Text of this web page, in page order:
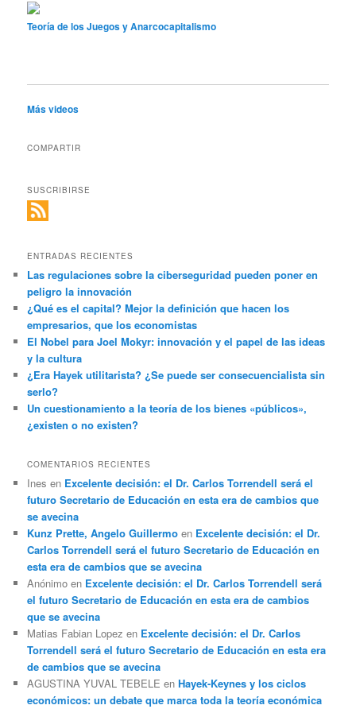
Teoría de los Juegos y Anarcocapitalismo
Más videos
COMPARTIR
SUSCRIBIRSE
ENTRADAS RECIENTES
Las regulaciones sobre la ciberseguridad pueden poner en
peligro la innovación
¿Qué es el capital? Mejor la definición que hacen los
empresarios, que los economistas
El Nobel para Joel Mokyr: innovación y el papel de las ideas
y la cultura
¿Era Hayek utilitarista? ¿Se puede ser consecuencialista sin
serlo?
Un cuestionamiento a la teoría de los bienes «públicos»,
¿existen o no existen?
COMENTARIOS RECIENTES
Ines en Excelente decisión: el Dr. Carlos Torrendell será el
futuro Secretario de Educación en esta era de cambios que
se avecina
Kunz Prette, Angelo Guillermo en Excelente decisión: el Dr.
Carlos Torrendell será el futuro Secretario de Educación en
esta era de cambios que se avecina
Anónimo en Excelente decisión: el Dr. Carlos Torrendell será
el futuro Secretario de Educación en esta era de cambios
que se avecina
Matias Fabian Lopez en Excelente decisión: el Dr. Carlos
Torrendell será el futuro Secretario de Educación en esta era
de cambios que se avecina
AGUSTINA YUVAL TEBELE enHayek-Keynes y los ciclos
económicos: un debate que marca toda la teoría económica